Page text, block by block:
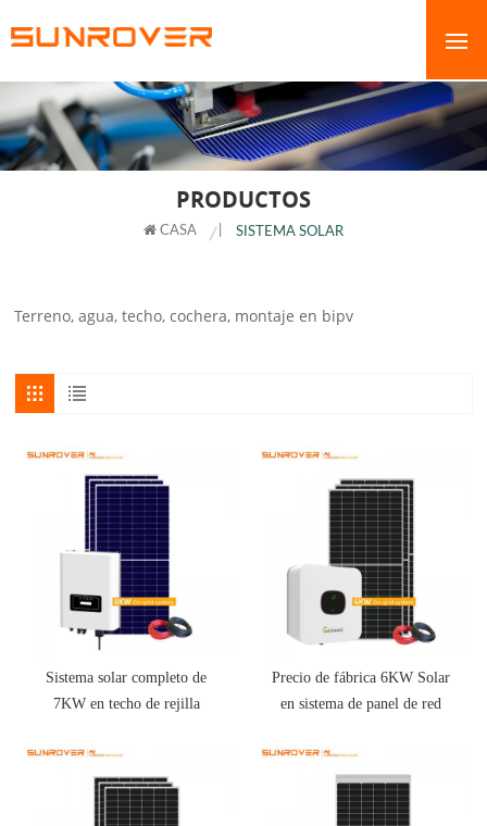
PRODUCTOS
CASA SISTEMA SOLAR
Terreno, agua, techo, cochera, montaje en bipv
Sistema solar completo de
7KW en techo de rejilla
Precio de fábrica 6KW Solar
en sistema de panel de red